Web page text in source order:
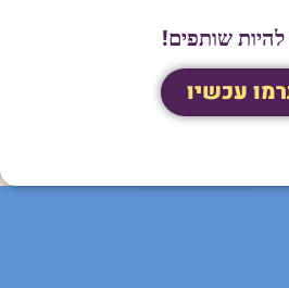
להיות שותפים!
עכשיו